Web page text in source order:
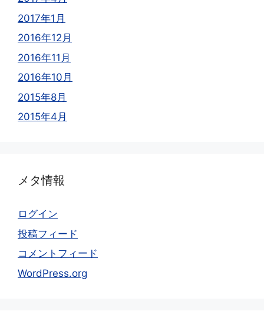
2017年1月
2016年12月
2016年11月
2016年10月
2015年8月
2015年4月
メタ情報
ログイン
投稿フィード
コメントフィード
WordPress.org